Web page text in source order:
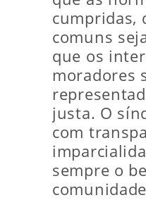
cumpridas,
comuns
que os
moradores
justa. O
com
sempre o